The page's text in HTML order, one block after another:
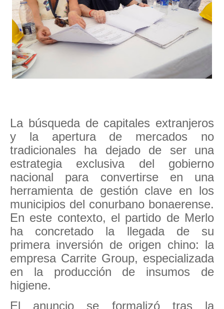
La búsqueda de capitales extranjeros
y la apertura de mercados no
tradicionales ha dejado de ser una
estrategia exclusiva del gobierno
nacional para convertirse en una
herramienta de gestión clave en los
municipios del conurbano bonaerense.
En este contexto, el partido de Merlo
ha concretado la llegada de su
primera inversión de origen chino: la
empresa Carrite Group, especializada
en la producción de insumos de
higiene.
El anuncio se formalizó tras la